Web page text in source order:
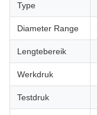
Type
Diameter Range
Lengtebereik
Werkdruk
Testdruk